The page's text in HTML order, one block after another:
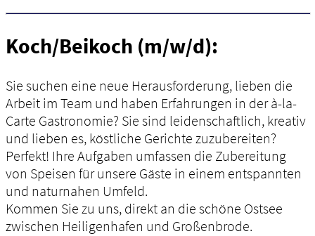
Koch/Beikoch (m/w/d):
Sie suchen eine neue Herausforderung, lieben die
Arbeit im Team und haben Erfahrungen in der à-la-
Carte Gastronomie? Sie sind leidenschaftlich, kreativ
und lieben es, köstliche Gerichte zuzubereiten?
Perfekt! Ihre Aufgaben umfassen die Zubereitung
von Speisen für unsere Gäste in einem entspannten
und naturnahen Umfeld.
Kommen Sie zu uns, direkt an die schöne Ostsee
zwischen Heiligenhafen und Großenbrode.